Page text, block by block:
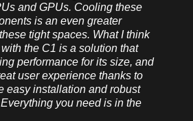
and GPUs. Cooling these
is an even greater
tight spaces. What I think
the C1 is a solution that
performance for its size, and
user experience thanks to
easy installation and robust
you need is in the